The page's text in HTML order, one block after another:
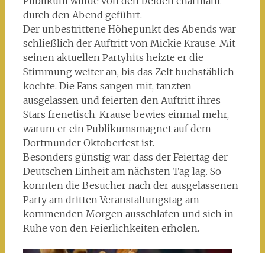
durch den Abend geführt.
Der unbestrittene Höhepunkt des Abends war
schließlich der Auftritt von Mickie Krause. Mit
seinen aktuellen Partyhits heizte er die
Stimmung weiter an, bis das Zelt buchstäblich
kochte. Die Fans sangen mit, tanzten
ausgelassen und feierten den Auftritt ihres
Stars frenetisch. Krause bewies einmal mehr,
warum er ein Publikumsmagnet auf dem
Dortmunder Oktoberfest ist.
Besonders günstig war, dass der Feiertag der
Deutschen Einheit am nächsten Tag lag. So
konnten die Besucher nach der ausgelassenen
Party am dritten Veranstaltungstag am
kommenden Morgen ausschlafen und sich in
Ruhe von den Feierlichkeiten erholen.